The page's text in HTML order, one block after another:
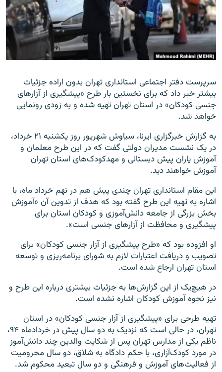
زبان‌های دیگر
سرپرست دفتر اجتماعی استانداری تهران بدون اراده جزئیات
بیشتر خبر داد که برای نخستین بار طرح «پیشگیری از آزارهای
جنسی کودکان» در استان تهران تهیه شده و به زودی رونمایی
خواهد شد.​
به گزارش خبرگزاری ایرنا، سیاوش شهریور روز یکشنبه ۲۱ خرداد،
در یک نشست مدیران دولتی گفت که در این طرح معلمان و
آموزش یاران پیش دبستانی و مهدکودک‌های استان تهران
آموزش خواهند دید.
این مقام استانداری تهران چندی پیش هم در نهم خرداد ماه، با
اشاره به تهیه این طرح گفته بود که هدف از تدوین آن «آموزش
بخش بزرگی از جامعه دانش‌آموزی و کودکان استان برای
پیشگیری و محافظت از آزارهای جنسی است».
او افزوده بود که «طرح پیشگیری از آزار جنسی کودکان» برای
تصویب و دریافت اعتبارات لازم به شورای برنامه‌ریزی و توسعه
استان تهران ارجاع شده است.
در هیچ‌یک از این گزارش‌ها به جزئیات بیشتری درباره این طرح و
نیز نحوه آموزش کودکان اشاره نشده است.
تهیه طرحی برای «پیشگیری از آزار جنسی کودکان» در استان
تهران، در حالی است که نزدیک به دو سال پیش در خردادماه ۹۴،
ناظم یکی از مدارس تهران پس از شکایت والدین چند دانش‌آموز
در مورد کودک‌آزاری، با حکم دادگاه به شلاق، دو سال محرومیت
از فعالیت‌های آموزش و فرهنگی و دو سال تبعید محکوم شد.